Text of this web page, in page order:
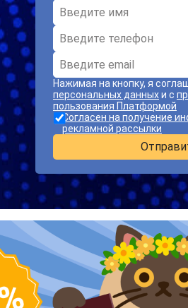
Нажимая на кнопку, я
персональных данныхи с
пользования Платформой
Согласен на получение
рекламной рассылки